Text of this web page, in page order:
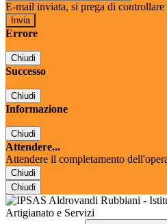
E-mail inviata, si prega di controllare
Errore
Chiudi
Successo
Chiudi
Informazione
Chiudi
Attendere...
Attendere il completamento
Chiudi
Chiudi